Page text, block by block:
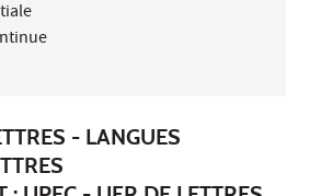
- LANGUES